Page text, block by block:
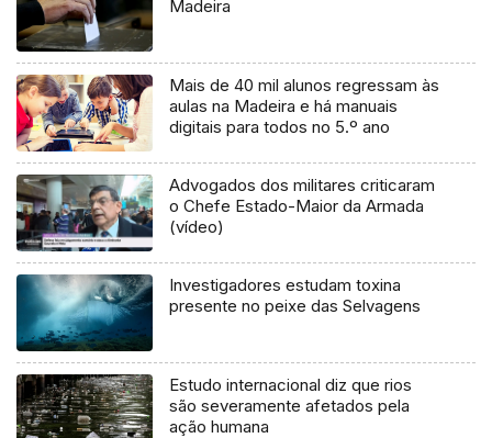
Madeira
Mais de 40 mil alunos regressam às
aulas na Madeira e há manuais
digitais para todos no 5.º ano
Advogados dos militares criticaram
o Chefe Estado-Maior da Armada
(vídeo)
Investigadores estudam toxina
presente no peixe das Selvagens
Estudo internacional diz que rios
são severamente afetados pela
ação humana